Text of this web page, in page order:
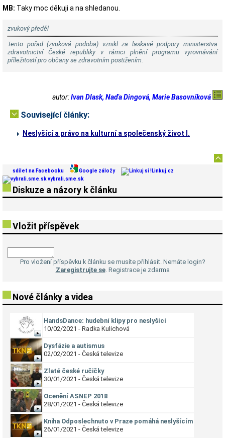
MB: Taky moc děkuji a na shledanou.
zvukový předěl
Tento pořad (zvuková podoba) vznikl za laskavé podpory ministerstva
zdravotnictví České republiky v rámci plnění programu vyrovnávání
příležitostí pro občany se zdravotním postižením.
autor:Ivan Dlask, Naďa Dingová, Marie Basovníková
Související články:
Neslyšící a právo na kulturní a společenský život I.
sdílet na Facebooku Google záložy
Linkuj.cz
vybrali.sme.sk
Diskuze a názory k článku
Vložit příspěvek
Pro vložení příspěvku k článku se musíte přihlásit. Nemáte login?
Zaregistrujte se. Registrace je zdarma
Nové články a videa
HandsDance: hudební klipy pro neslyšící
10/02/2021 - Radka Kulichová
Dysfázie a autismus
02/02/2021 - Česká televize
Zlaté české ručičky
30/01/2021 - Česká televize
Ocenění ASNEP 2018
28/01/2021 - Česká televize
Kniha Odposlechnuto v Praze pomáhá neslyšícím
26/01/2021 - Česká televize